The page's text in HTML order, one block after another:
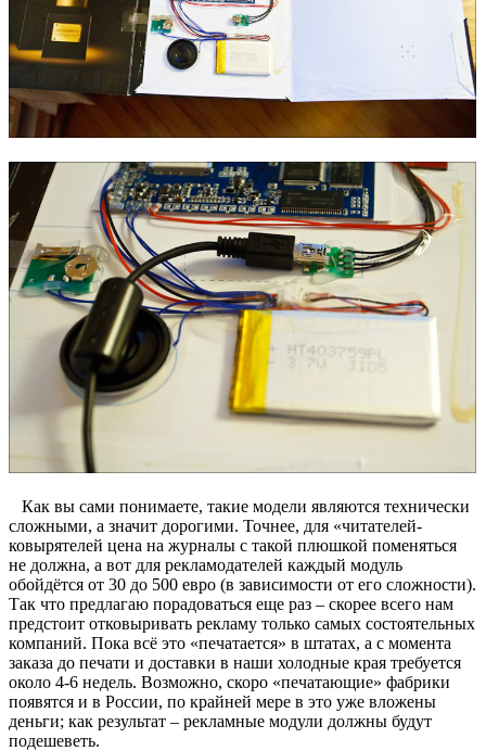
Как вы сами понимаете, такие модели являются технически
сложными, а значит дорогими. Точнее, для «читателей-
ковырятелей цена на журналы с такой плюшкой поменяться
не должна, а вот для рекламодателей каждый модуль
обойдётся от 30 до 500 евро (в зависимости от его сложности).
Так что предлагаю порадоваться еще раз – скорее всего нам
предстоит отковыривать рекламу только самых состоятельных
компаний. Пока всё это «печатается» в штатах, а с момента
заказа до печати и доставки в наши холодные края требуется
около 4-6 недель. Возможно, скоро «печатающие» фабрики
появятся и в России, по крайней мере в это уже вложены
деньги; как результат – рекламные модули должны будут
подешеветь.